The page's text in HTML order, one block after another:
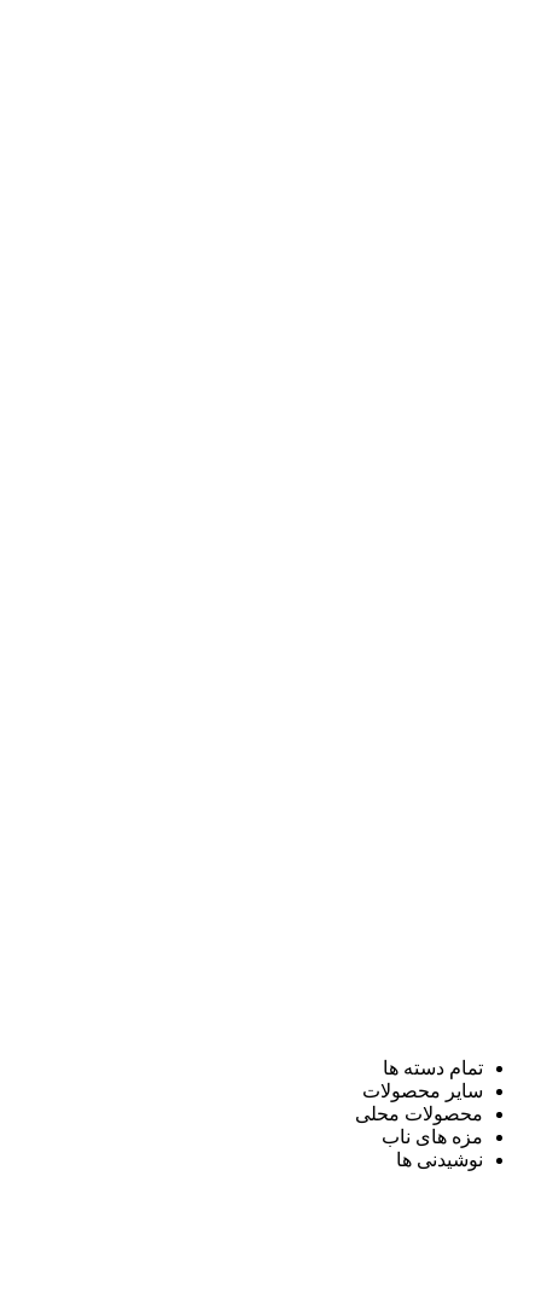
تمام دسته ها
سایر محصولات
محصولات محلی
مزه های ناب
نوشیدنی ها